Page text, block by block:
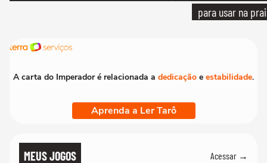
para usar na
A carta do Imperador é relacionada a dedicação e estabilidade.
Aprenda a Ler Tarô
MEUS JOGOS Acessar →